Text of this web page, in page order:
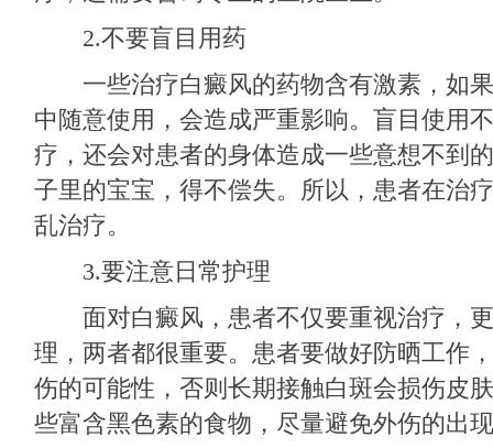
2.不要盲目用药
一些治疗白癜风的药物含有激素，如果
中随意使用，会造成严重影响。盲目使用
疗，还会对患者的身体造成一些意想不到
子里的宝宝，得不偿失。所以，患者在治
乱治疗。
3.要注意日常护理
面对白癜风，患者不仅要重视治疗，更
理，两者都很重要。患者要做好防晒工作
伤的可能性，否则长期接触白斑会损伤皮
些富含黑色素的食物，尽量避免外伤的出